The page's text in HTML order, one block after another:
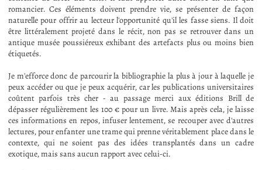
romancier. Ces éléments doivent prendre vie, se présenter de façon
naturelle pour offrir au lecteur l'opportunité qu'il les fasse siens. Il doit
être littéralement projeté dans le récit, non pas se retrouver dans un
antique musée poussiéreux exhibant des artefacts plus ou moins bien
étiquetés.
Je m'efforce donc de parcourir la bibliographie la plus à jour à laquelle je
peux accéder ou que je peux acquérir, car les publications universitaires
coûtent parfois très cher - au passage merci aux éditions Brill de
dépasser régulièrement les 100 € pour un livre. Mais après cela, je laisse
ces informations en repos, infuser lentement, se recouper avec d'autres
lectures, pour enfanter une trame qui prenne véritablement place dans le
contexte, qui ne soient pas des idées transplantés dans un cadre
exotique, mais sans aucun rapport avec celui-ci.